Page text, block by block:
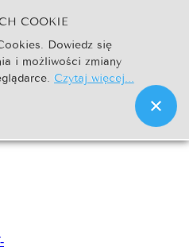
Go
COOKIE
Dowiedz się
i możliwości zmiany
Czytaj więcej...